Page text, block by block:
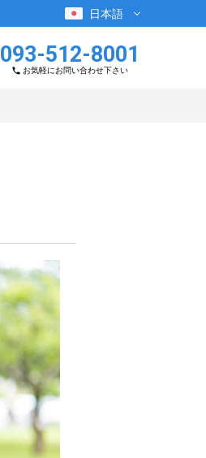
日本語
093-512-8001
お気軽にお問い合わせ下さい